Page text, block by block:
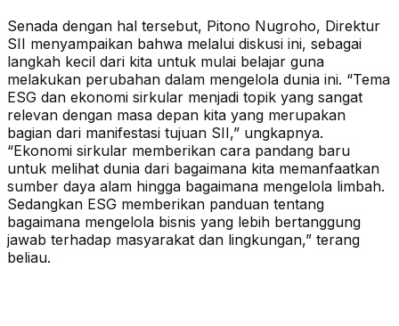
Senada dengan hal tersebut, Pitono Nugroho, Direktur
SII menyampaikan bahwa melalui diskusi ini, sebagai
langkah kecil dari kita untuk mulai belajar guna
melakukan perubahan dalam mengelola dunia ini. “Tema
ESG dan ekonomi sirkular menjadi topik yang sangat
relevan dengan masa depan kita yang merupakan
bagian dari manifestasi tujuan SII,” ungkapnya.
“Ekonomi sirkular memberikan cara pandang baru
untuk melihat dunia dari bagaimana kita memanfaatkan
sumber daya alam hingga bagaimana mengelola limbah.
Sedangkan ESG memberikan panduan tentang
bagaimana mengelola bisnis yang lebih bertanggung
jawab terhadap masyarakat dan lingkungan,” terang
beliau.